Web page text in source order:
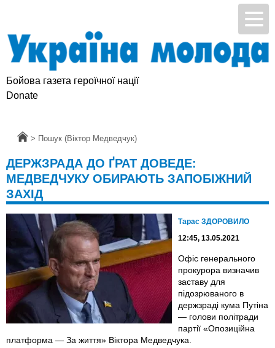
Бойова газета героїчної нації
Donate
Головна
> Пошук (Віктор Медведчук)
ДЕРЖЗРАДА ДО ҐРАТ ДОВЕДЕ:
МЕДВЕДЧУКУ ОБИРАЮТЬ ЗАПОБІЖНИЙ
ЗАХІД
Тарас ЗДОРОВИЛО
12:45, 13.05.2021
Офіс генерального
прокурора визначив
заставу для
підозрюваного в
держзраді кума Путіна
— голови політради
партії «Опозиційна
платформа — За життя» Віктора Медведчука.